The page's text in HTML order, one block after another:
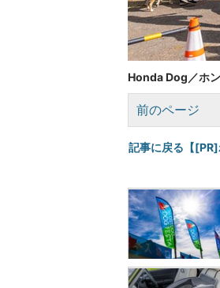
Honda Dog／ホ
前のページ
記事に戻る【